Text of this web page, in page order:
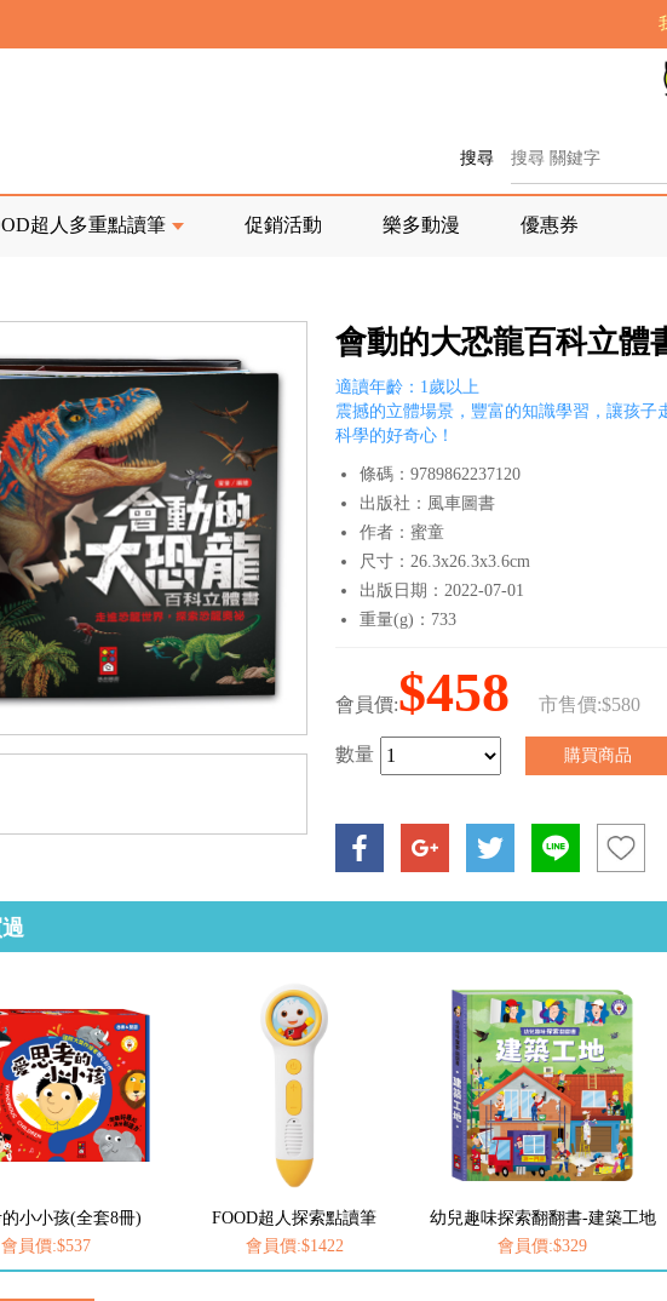
票
搜尋
超人多重點讀筆 促銷活動 樂多動漫 優惠券
會動的大恐龍百科立體
適讀年齡：1歲以上
震撼的立體場景，豐富的知識學習，讓孩子
科學的好奇心！
條碼：9789862237120
出版社：風車圖書
作者：蜜童
尺寸：26.3x26.3x3.6cm
出版日期：2022-07-01
重量(g)：733
會員價:$458 市售價:$580
數量
冊)
FOOD超人探索點讀筆
幼兒趣味探索翻翻書-建築工地
幼兒趣味探